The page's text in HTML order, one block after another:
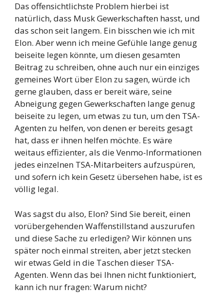
Das offensichtlichste Problem hierbei ist
natürlich, dass Musk Gewerkschaften hasst, und
das schon seit langem. Ein bisschen wie ich mit
Elon. Aber wenn ich meine Gefühle lange genug
beiseite legen könnte, um diesen gesamten
Beitrag zu schreiben, ohne auch nur ein einziges
gemeines Wort über Elon zu sagen, würde ich
gerne glauben, dass er bereit wäre, seine
Abneigung gegen Gewerkschaften lange genug
beiseite zu legen, um etwas zu tun, um den TSA-
Agenten zu helfen, von denen er bereits gesagt
hat, dass er ihnen helfen möchte. Es wäre
weitaus effizienter, als die Venmo-Informationen
jedes einzelnen TSA-Mitarbeiters aufzuspüren,
und sofern ich kein Gesetz übersehen habe, ist es
völlig legal.
Was sagst du also, Elon? Sind Sie bereit, einen
vorübergehenden Waffenstillstand auszurufen
und diese Sache zu erledigen? Wir können uns
später noch einmal streiten, aber jetzt stecken
wir etwas Geld in die Taschen dieser TSA-
Agenten. Wenn das bei Ihnen nicht funktioniert,
kann ich nur fragen: Warum nicht?